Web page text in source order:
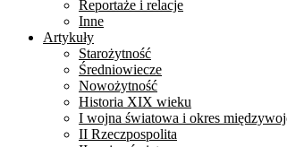
Reportaże i relacje
Inne
Artykuły
Starożytność
Średniowiecze
Nowożytność
Historia XIX wieku
I wojna światowa i okres
II Rzeczpospolita